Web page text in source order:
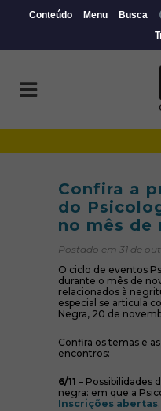
Conteúdo Menu Busca
Confira a
do
no mês de
Postado em 31 de
O ciclo de eventos
durante o mês de
relacionados à
especial se articula
Negra, 20 de
Confira os temas e
encontros:
6/11 – Possibilidades
negra: em que a
Inscrições abertas.